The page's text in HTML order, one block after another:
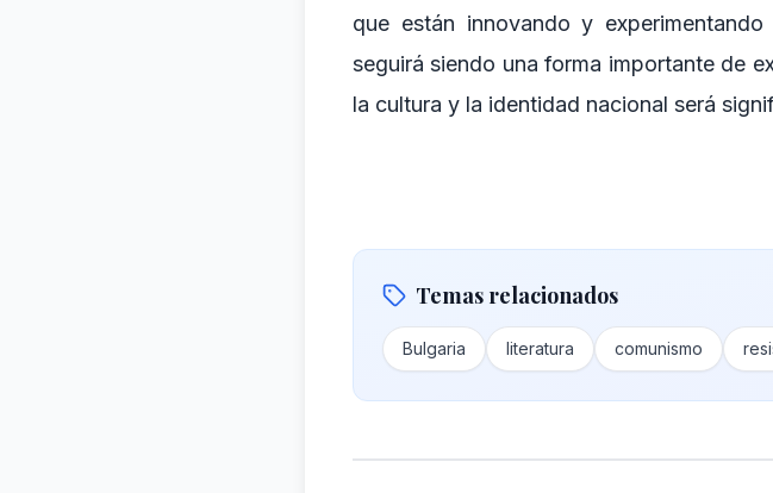
que están innovando y
seguirá siendo una forma importante de
la cultura y la identidad nacional será
Temas relacionados
Bulgaria literatura comunismo